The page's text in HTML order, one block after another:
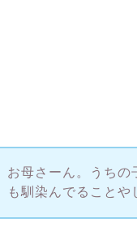
お母さーん。うちの
も馴染んでることや